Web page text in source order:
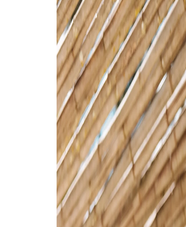
CARACTERÍSTICAS
Solado
Texto de Produto